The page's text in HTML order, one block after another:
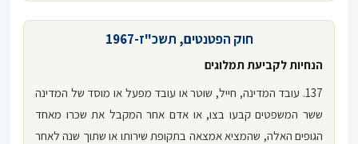
חוק הפטנטים, תשכ"ז-1967
הנחיות לקביעת תמלוגים
137. עובד המדינה, חייל, שוטר או עובד מפעל או מוסד של המדינה
ששר המשפטים קבעו בצו, או אדם אחר המקבל את שכרו מאחד
הגופים האלה, שהמציא אמצאה בתקופת שירותו או שתוך שנה לאחר